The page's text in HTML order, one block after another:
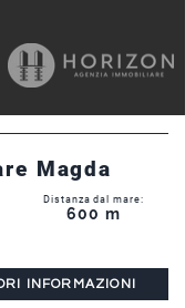
Magda
Distanza dal mare:
600 m
INFORMAZIONI